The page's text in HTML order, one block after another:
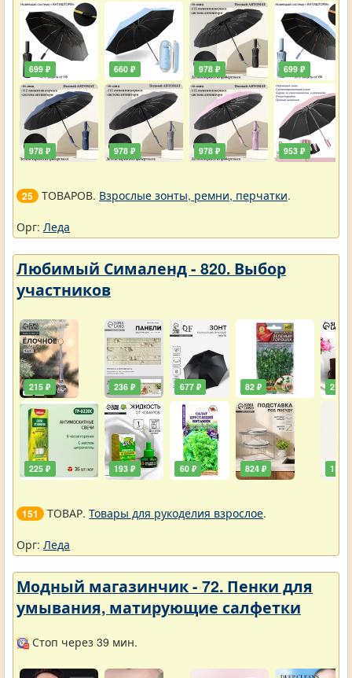
699 ₽
978 ₽
660 ₽
978 ₽
978 ₽
978 ₽
699 ₽
953 ₽
25 ТОВАРОВ. Взрослые зонты, ремни, перчатки.
Орг: Леда
Любимый Сималенд - 820. Выбор
участников
215 ₽
225 ₽
236 ₽
193 ₽
677 ₽
60 ₽
82 ₽
824 ₽
211 ₽
138 ₽
151 ТОВАР. Товары для рукоделия взрослое.
Орг: Леда
Модный магазинчик - 72. Пенки для
умывания, матирующие салфетки
Стоп через 39 мин.